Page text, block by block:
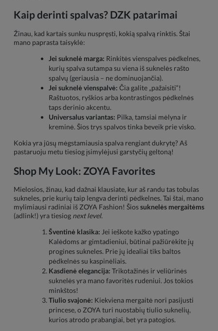
Kaip derinti spalvas? DZK patarimai
Žinau, kad kartais sunku nuspręsti, kokią spalvą rinktis. Štai
mano paprasta taisyklė:
Jei suknelė marga: Rinkitės vienspalves pėdkelnes,
kurių spalva sutampa su viena iš suknelės rašto
spalvų (geriausia – ne dominuojančia).
Jei suknelė vienspalvė: Čia galite „pažaisiti“!
Raštuotos, ryškios arba kontrastingos pėdkelnės
taps derinio akcentu.
Universalus variantas: Pilka, tamsiai mėlyna ir
kreminė. Šios trys spalvos tinka beveik prie visko.
Kokia yra jūsų mėgstamiausia spalva rengiant dukrytę? Aš
pastaruoju metu tiesiog įsimylėjusi garstyčių geltoną!
Shop My Look: ZOYA Favorites
Mielosios, žinau, kad dažnai klausiate, kur aš randu tas tobulas
sukneles, prie kurių taip lengva derinti pėdkelnes. Tai štai, mano
mylimiausi radiniai iš ZOYA Fashion! Šiossuknelės mergaitėms
(adlink!) yra tiesiog next level.
Šventinė klasika: Jei ieškote kažko ypatingo
Kalėdoms ar gimtadieniui, būtinai pažiūrėkite jų
progines sukneles. Prie jų idealiai tiks baltos
pėdkelnės su kaspinėliais.
Kasdienė elegancija: Trikotažinės ir veliūrinės
suknelės yra mano favoritės rudeniui. Jos tokios
minkštos!
Tiulio svajonė: Kiekviena mergaitė nori pasijusti
princese, o ZOYA turi nuostabių tiulio suknelių,
kurios atrodo prabangiai, bet yra patogios.